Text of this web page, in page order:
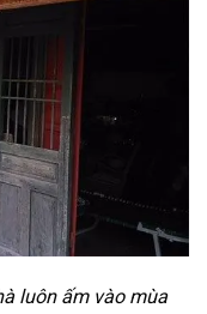
luôn ấm vào mùa